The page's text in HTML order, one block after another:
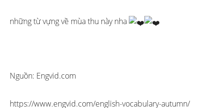
những từ vựng về mùa thu này nha
Nguồn: Engvid.com
https://www.engvid.com/english-vocabulary-autumn/